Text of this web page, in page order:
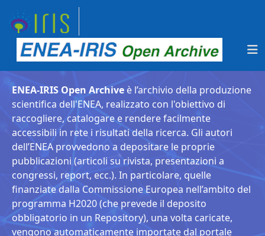
ENEA-IRIS Open Archive è l’archivio della produzione
scientifica dell'ENEA, realizzato con l'obiettivo di
raccogliere, catalogare e rendere facilmente
accessibili in rete i risultati della ricerca. Gli autori
dell’ENEA provvedono a depositare le proprie
pubblicazioni (articoli su rivista, presentazioni a
congressi, report, ecc.). In particolare, quelle
finanziate dalla Commissione Europea nell’ambito del
programma H2020 (che prevede il deposito
obbligatorio in un Repository), una volta caricate,
vengono automaticamente importate dal portale